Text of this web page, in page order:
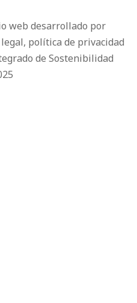
web desarrollado por
política de privacidad
de Sostenibilidad